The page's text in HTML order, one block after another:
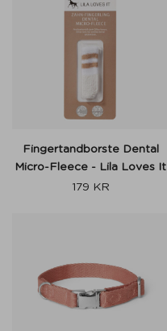
Fingertandborste Dental
Micro-Fleece - Lila Loves It
179 KR